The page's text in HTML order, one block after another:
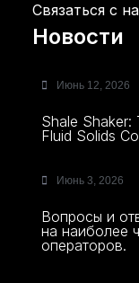
Связаться с
Новости
Июнь 12, 2026
Shale Shaker:
Fluid Solids
Июнь 3, 2026
Вопросы и
на наиболее
операторов.